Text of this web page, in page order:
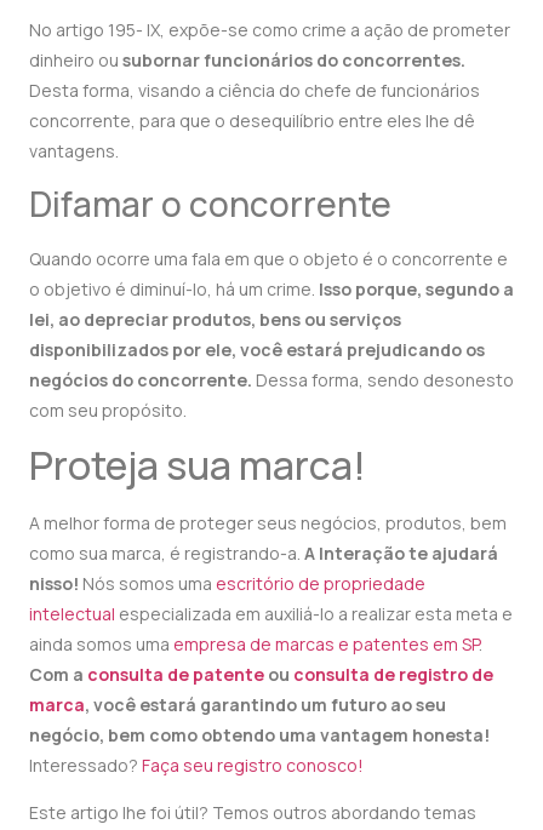
No artigo 195- IX, expõe-se como crime a ação de prometer
dinheiro ou subornar funcionários do concorrentes.
Desta forma, visando a ciência do chefe de funcionários
concorrente, para que o desequilíbrio entre eles lhe dê
vantagens.
Difamar o concorrente
Quando ocorre uma fala em que o objeto é o concorrente e
o objetivo é diminuí-lo, há um crime. Isso porque, segundo a
lei, ao depreciar produtos, bens ou serviços
disponibilizados por ele, você estará prejudicando os
negócios do concorrente. Dessa forma, sendo desonesto
com seu propósito.
Proteja sua marca!
A melhor forma de proteger seus negócios, produtos, bem
como sua marca, é registrando-a. A Interação te ajudará
nisso! Nós somos uma escritório de propriedade
intelectual especializada em auxiliá-lo a realizar esta meta e
ainda somos uma empresa de marcas e patentes em SP.
Com a consulta de patente ou consulta de registro de
marca, você estará garantindo um futuro ao seu
negócio, bem como obtendo uma vantagem honesta!
Interessado? Faça seu registro conosco!
Este artigo lhe foi útil? Temos outros abordando temas